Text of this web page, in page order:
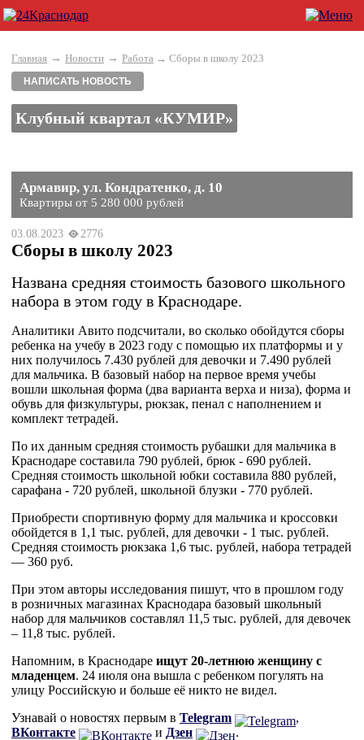
Главная → Новости → Работа → Сборы в школу 2023
НАПИСАТЬ НОВОСТЬ
Клубный квартал «КУМИР»
Армавир, ул. Кондратенко, д. 10
Квартиры от 5 280 000 рублей
03.08.2023 2776
Сборы в школу 2023
Названа средняя стоимость базового школьного
набора в этом году в Краснодаре.
Аналитики Авито подсчитали, во сколько обойдутся сборы
ребенка на учебу в 2023 году с помощью их платформы и у
них получилось 7.430 рублей для девочки и 7.490 рублей
для мальчика. В базовый набор на первое время учебы
вошли школьная форма (два варианта верха и низа), форма и
обувь для физкультуры, рюкзак, пенал с наполнением и
комплект тетрадей.
По их данным средняя стоимость рубашки для мальчика в
Краснодаре составила 790 рублей, брюк - 690 рублей.
Средняя стоимость школьной юбки составила 880 рублей,
сарафана - 720 рублей, школьной блузки - 770 рублей.
Приобрести спортивную форму для мальчика и кроссовки
обойдется в 1,1 тыс. рублей, для девочки - 1 тыс. рублей.
Средняя стоимость рюкзака 1,6 тыс. рублей, набора тетрадей
— 360 руб.
При этом авторы исследования пишут, что в прошлом году
в розничных магазинах Краснодара базовый школьный
набор для мальчиков составлял 11,5 тыс. рублей, для девочек
– 11,8 тыс. рублей.
Напомним, в Краснодаре ищут 20-летнюю женщину с
младенцем. 24 июля она вышла с ребенком погулять на
улицу Российскую и больше её никто не видел.
Узнавай о новостях первым в Telegram
,
ВКонтакте
и Дзен .